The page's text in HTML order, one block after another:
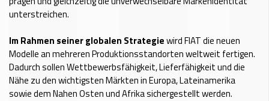
unterstreichen.
Im Rahmen seiner globalen Strategiewird FIAT die neuen
Modelle an mehreren Produktionsstandorten weltweit fertigen.
Dadurch sollen Wettbewerbsfähigkeit, Lieferfähigkeit und die
Nähe zu den wichtigsten Märkten in Europa, Lateinamerika
sowie dem Nahen Osten und Afrika sichergestellt werden.